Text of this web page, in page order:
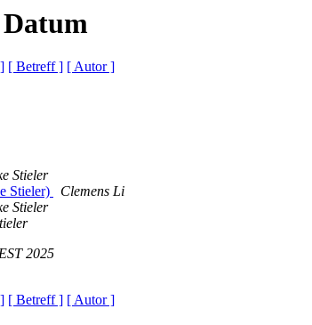
[ Betreff ] [ Autor ]
Stieler
Stieler)
Clemens Li
Stieler
2025
[ Betreff ] [ Autor ]